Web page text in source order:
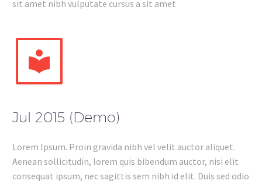
sit amet nibh vulputate cursus a sit amet


Jul 2015 (Demo)
Lorem Ipsum. Proin gravida nibh vel velit auctor aliquet.
Aenean sollicitudin, lorem quis bibendum auctor, nisi elit
consequat ipsum, nec sagittis sem nibh id elit. Duis sed odio